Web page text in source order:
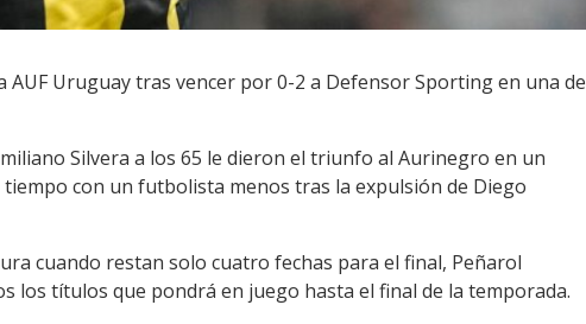
Uruguay tras vencer por 0-2 a Defensor Sporting en una de
Silvera a los 65 le dieron el triunfo al Aurinegro en un
con un futbolista menos tras la expulsión de Diego
cuando restan solo cuatro fechas para el final, Peñarol
los títulos que pondrá en juego hasta el final de la temporada.